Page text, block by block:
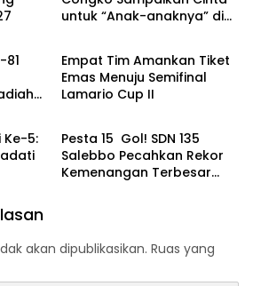
untuk “Anak-anaknya” di
81
Olahraga
Empat Tim Amankan Tiket
Emas Menuju Semifinal
Lamario Cup II
Ke-5:
Olahraga
Pesta 15 Gol! SDN 135
Salebbo Pecahkan Rekor
Kemenangan Terbesar
akan dipublikasikan. Ruas yang